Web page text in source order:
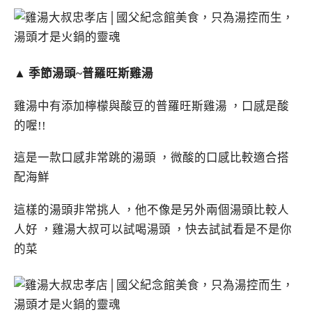
▲ 季節湯頭~普羅旺斯雞湯
雞湯中有添加檸檬與酸豆的普羅旺斯雞湯 ，口感是酸
的喔!!
這是一款口感非常跳的湯頭 ，微酸的口感比較適合搭
配海鮮
這樣的湯頭非常挑人 ，他不像是另外兩個湯頭比較人
人好 ，雞湯大叔可以試喝湯頭 ，快去試試看是不是你
的菜